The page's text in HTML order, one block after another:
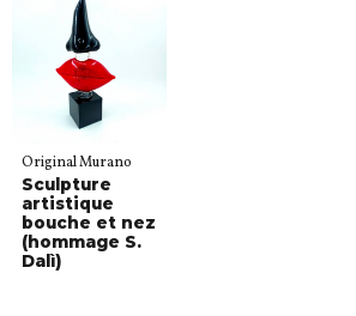
Original Murano
Sculpture
artistique
bouche et nez
(hommage S.
Dalì)